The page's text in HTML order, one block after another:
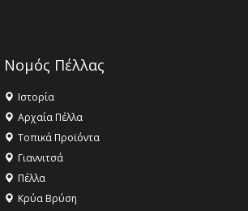
Νομός Πέλλας
Ιστορία
Αρχαία Πέλλα
Τοπικά Προϊόντα
Γιαννιτσά
Πέλλα
Κρύα Βρύση